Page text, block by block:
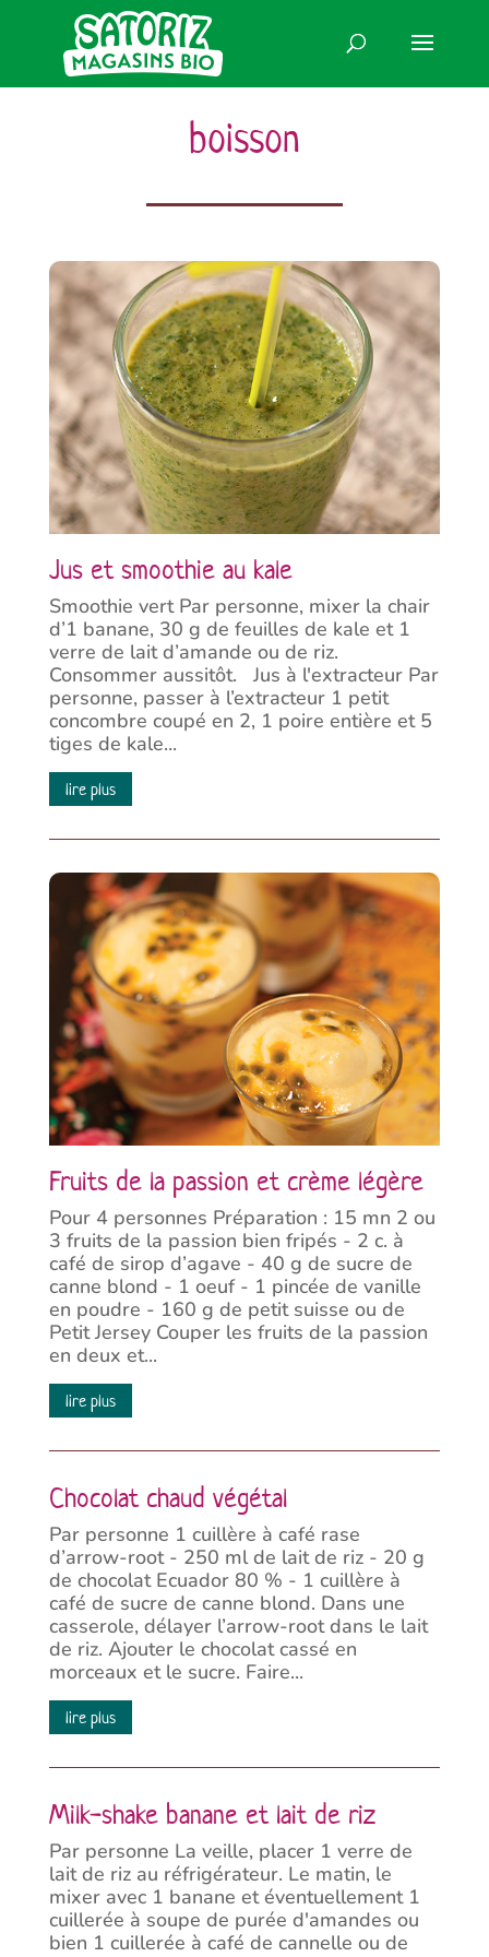
boisson
Jus et smoothie au kale
Smoothie vert Par personne, mixer la chair
d’1 banane, 30 g de feuilles de kale et 1
verre de lait d’amande ou de riz.
Consommer aussitôt. Jus à l'extracteur Par
personne, passer à l’extracteur 1 petit
concombre coupé en 2, 1 poire entière et 5
tiges de kale...
lire plus
Fruits de la passion et crème légère
Pour 4 personnes Préparation : 15 mn 2 ou
3 fruits de la passion bien fripés - 2 c. à
café de sirop d’agave - 40 g de sucre de
canne blond - 1 oeuf - 1 pincée de vanille
en poudre - 160 g de petit suisse ou de
Petit Jersey Couper les fruits de la passion
en deux et...
lire plus
Chocolat chaud végétal
Par personne 1 cuillère à café rase
d’arrow-root - 250 ml de lait de riz - 20 g
de chocolat Ecuador 80 % - 1 cuillère à
café de sucre de canne blond. Dans une
casserole, délayer l’arrow-root dans le lait
de riz. Ajouter le chocolat cassé en
morceaux et le sucre. Faire...
lire plus
Milk-shake banane et lait de riz
Par personne La veille, placer 1 verre de
lait de riz au réfrigérateur. Le matin, le
mixer avec 1 banane et éventuellement 1
cuillerée à soupe de purée d'amandes ou
bien 1 cuillerée à café de cannelle ou de